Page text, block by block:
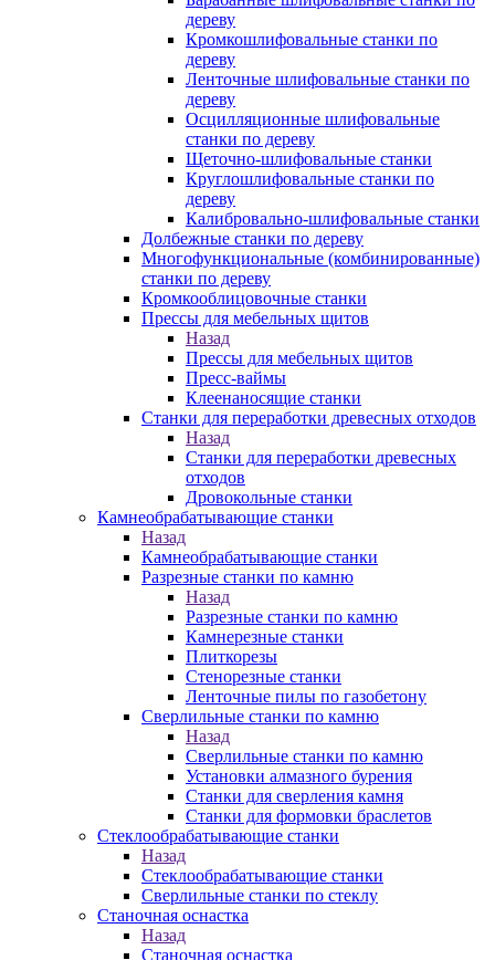
дереву
Кромкошлифовальные станки по
дереву
Ленточные шлифовальные станки по
дереву
Осцилляционные шлифовальные
станки по дереву
Щеточно-шлифовальные станки
Круглошлифовальные станки по
дереву
Калибровально-шлифовальные станки
Долбежные станки по дереву
Многофункциональные (комбинированные)
станки по дереву
Кромкооблицовочные станки
Прессы для мебельных щитов
Назад
Прессы для мебельных щитов
Пресс-ваймы
Клеенаносящие станки
Станки для переработки древесных отходов
Назад
Станки для переработки древесных
отходов
Дровокольные станки
Камнеобрабатывающие станки
Назад
Камнеобрабатывающие станки
Разрезные станки по камню
Назад
Разрезные станки по камню
Камнерезные станки
Плиткорезы
Стенорезные станки
Ленточные пилы по газобетону
Сверлильные станки по камню
Назад
Сверлильные станки по камню
Установки алмазного бурения
Станки для сверления камня
Станки для формовки браслетов
Стеклообрабатывающие станки
Назад
Стеклообрабатывающие станки
Сверлильные станки по стеклу
Станочная оснастка
Назад
Станочная оснастка